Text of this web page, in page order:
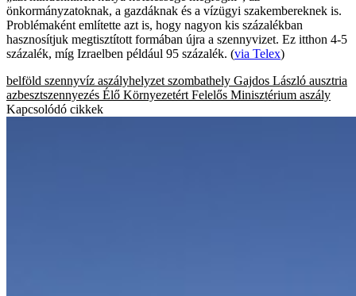
önkormányzatoknak, a gazdáknak és a vízügyi szakembereknek is.
Problémaként említette azt is, hogy nagyon kis százalékban
hasznosítjuk megtisztított formában újra a szennyvizet. Ez itthon 4-5
százalék, míg Izraelben például 95 százalék. (via Telex)
belföld szennyvíz aszályhelyzet szombathely Gajdos László ausztria
azbesztszennyezés Élő Környezetért Felelős Minisztérium aszály
Kapcsolódó cikkek